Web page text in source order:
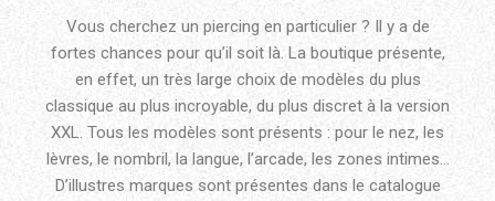
Vous cherchez un piercing en particulier ? Il y a de
fortes chances pour qu’il soit là. La boutique présente,
en effet, un très large choix de modèles du plus
classique au plus incroyable, du plus discret à la version
XXL. Tous les modèles sont présents : pour le nez, les
lèvres, le nombril, la langue, l’arcade, les zones intimes…
D’illustres marques sont présentes dans le catalogue